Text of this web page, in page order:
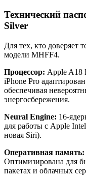
Технический
Silver
Для тех, кто доверяет
модели MHFF4.
Процессор: Apple A18
iPhone Pro
обеспечивая
энергосбережения.
Neural Engine: 16-
для работы с Apple
новая Siri).
Оперативная память:
Оптимизирована для
пакетах и облачных